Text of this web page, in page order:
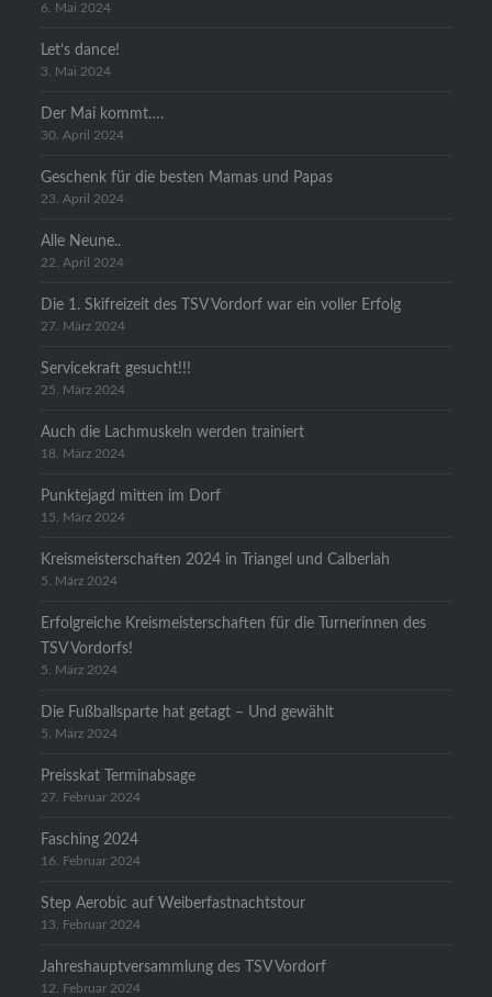
6. Mai 2024
Let’s dance!
3. Mai 2024
Der Mai kommt….
30. April 2024
Geschenk für die besten Mamas und Papas
23. April 2024
Alle Neune..
22. April 2024
Die 1. Skifreizeit des TSV Vordorf war ein voller Erfolg
27. März 2024
Servicekraft gesucht!!!
25. März 2024
Auch die Lachmuskeln werden trainiert
18. März 2024
Punktejagd mitten im Dorf
15. März 2024
Kreismeisterschaften 2024 in Triangel und Calberlah
5. März 2024
Erfolgreiche Kreismeisterschaften für die Turnerinnen des
TSV Vordorfs!
5. März 2024
Die Fußballsparte hat getagt – Und gewählt
5. März 2024
Preisskat Terminabsage
27. Februar 2024
Fasching 2024
16. Februar 2024
Step Aerobic auf Weiberfastnachtstour
13. Februar 2024
Jahreshauptversammlung des TSV Vordorf
12. Februar 2024